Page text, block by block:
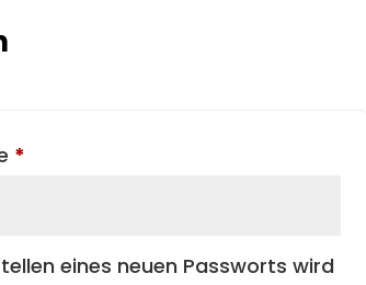
*
eines neuen Passworts wird